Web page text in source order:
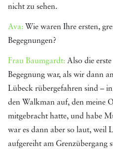
nicht zu sehen.
Ava: Wie waren Ihre ersten,
Begegnungen?
Frau Baumgardt: Also die
Begegnung war, als wir dann
Lübeck rübergefahren sind –
den Walkman auf, den meine
mitgebracht hatte, und habe
war es dann aber so laut, weil
aufgereiht am Grenzübergang